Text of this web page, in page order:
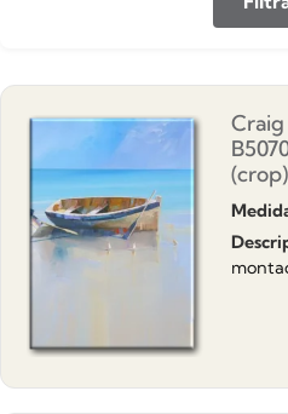
Craig
(crop)